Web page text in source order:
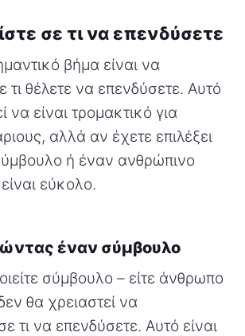
σε τι να επενδύσετε
βήμα είναι να
τι θέλετε να επενδύσετε. Αυτό
να είναι τρομακτικό για
αλλά αν έχετε επιλέξει
ή έναν ανθρώπινο
εύκολο.
έναν σύμβουλο
σύμβουλο – είτε άνθρωπο
θα χρειαστεί να
τι να επενδύσετε. Αυτό είναι